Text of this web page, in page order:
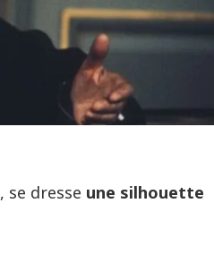
, se dresse une silhouette